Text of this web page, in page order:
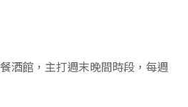
酒館，主打週末晚間時段，每週